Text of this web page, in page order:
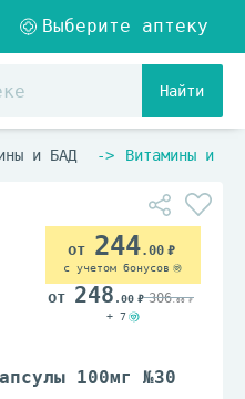
Найти
и БАД Витамины и
100мг №30
244.00
с учетом бонусов
248 .00 306.00
+ 7